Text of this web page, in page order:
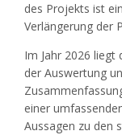
des Projekts ist
Verlängerung der
Im Jahr 2026 liegt
der Auswertung
einer
Aussagen zu den